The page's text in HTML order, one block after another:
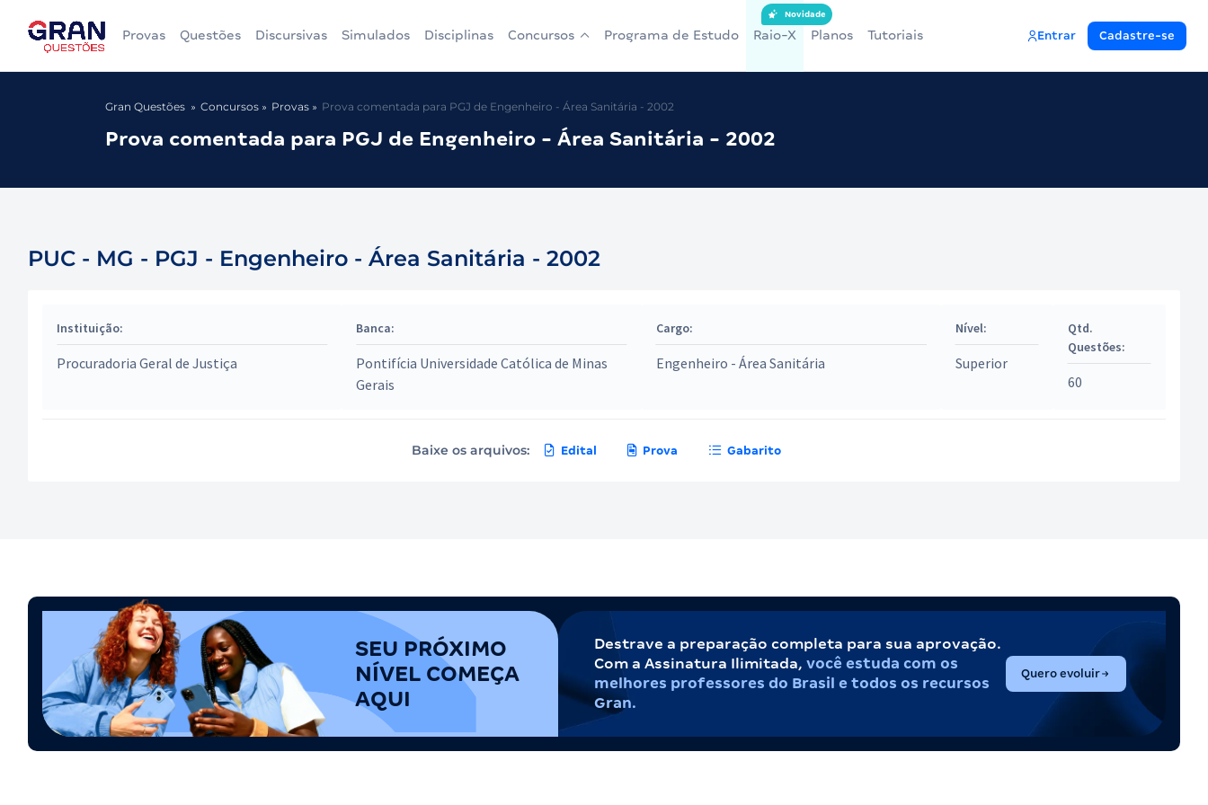
Provas Questões Discursivas Simulados Disciplinas Concursos Programa de Estudo Raio-X
Novidade
Planos Tutoriais Entrar Cadastre-se
Gran Questões Concursos Provas Prova comentada para PGJ de Engenheiro - Área Sanitária - 2002
Prova comentada para PGJ de Engenheiro - Área Sanitária - 2002
PUC - MG - PGJ - Engenheiro - Área Sanitária - 2002
Instituição:
Procuradoria Geral de Justiça
Banca:
Pontifícia Universidade Católica de Minas
Gerais
Cargo:
Engenheiro - Área Sanitária
Nível:
Superior
Qtd.
Questões:
60
Baixe os arquivos: Edital Prova Gabarito
SEU PRÓXIMO
NÍVEL COMEÇA
AQUI
Destrave a preparação completa para sua aprovação.
Com a Assinatura Ilimitada, você estuda com os
melhores professores do Brasil e todos os recursos
Gran.
Quero evoluir(abre em nova aba)